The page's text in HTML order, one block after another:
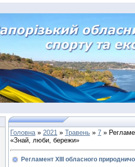
Головна» 2021 » Травень » 7 »
«Знай, люби, бережи»
Регламент ХІІІ обласного